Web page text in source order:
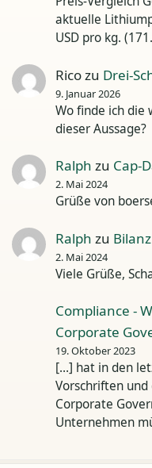
aktuelle
USD pro kg.
Ricozu Drei-
9. Januar 2026
Wo finde ich die
dieser Aussage?
Ralph zu Cap-
2. Mai 2024
Grüße von
Ralph zu Bilanz
2. Mai 2024
Viele Grüße,
Compliance -
Corporate
19. Oktober 2023
[…] hat in den
Vorschriften
Corporate
Unternehmen